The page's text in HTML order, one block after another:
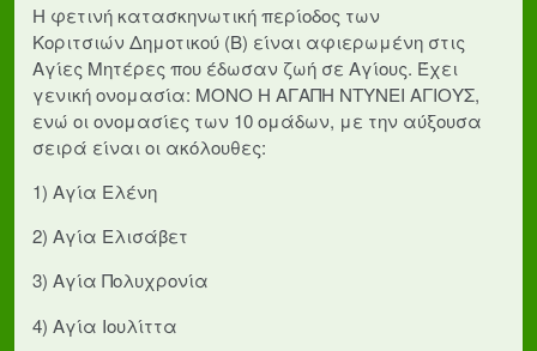
Η φετινή κατασκηνωτική περίοδος των
Κοριτσιών Δημοτικού (Β) είναι αφιερωμένη στις
Αγίες Μητέρες που έδωσαν ζωή σε Αγίους. Έχει
γενική ονομασία: ΜΟΝΟ Η ΑΓΑΠΗ ΝΤΥΝΕΙ ΑΓΙΟΥΣ,
ενώ οι ονομασίες των 10 ομάδων, με την αύξουσα
σειρά είναι οι ακόλουθες:
1) Αγία Ελένη
2) Αγία Ελισάβετ
3) Αγία Πολυχρονία
4) Αγία Ιουλίττα